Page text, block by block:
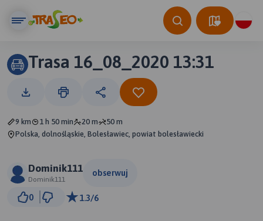
Trasa 16_08_2020 13:31
9 km 1 h 50 min 20 m
50 m
Polska, dolnośląskie, Bolesławiec, powiat bolesławiecki
Dominik111
Dominik111
obserwuj
0 1.3/6